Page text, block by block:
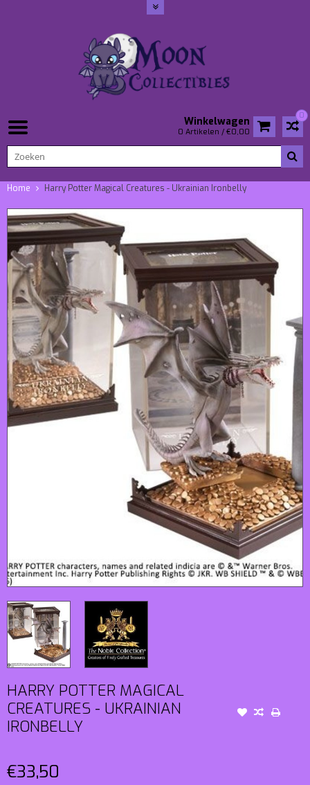
0
Winkelwagen
0 Artikelen / €0,00
Home Harry Potter Magical Creatures - Ukrainian Ironbelly
HARRY POTTER MAGICAL
CREATURES - UKRAINIAN
IRONBELLY
€33,50